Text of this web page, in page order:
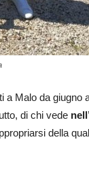
a Malo da giugno
di chi vede
della